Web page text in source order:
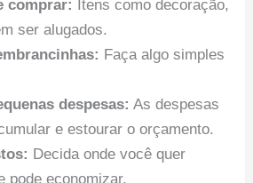
comprar: Itens como decoração,
ser alugados.
Faça algo simples
despesas: As despesas
e estourar o orçamento.
Decida onde você quer
pode economizar.